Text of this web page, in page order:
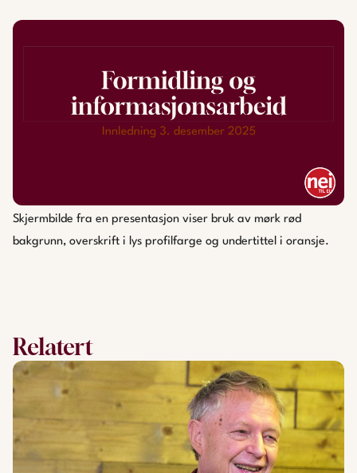
Skjermbilde fra en presentasjon viser bruk av mørk rød
bakgrunn, overskrift i lys profilfarge og undertittel i oransje.
Relatert